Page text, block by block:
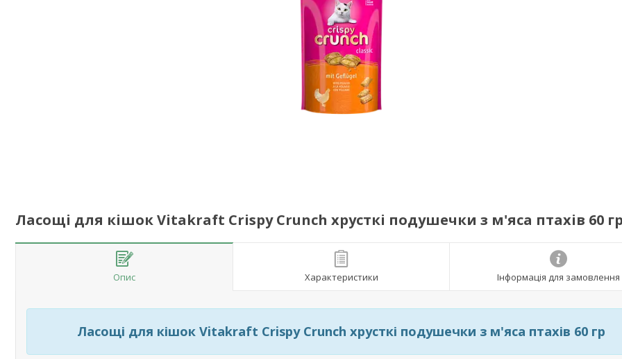
Ласощі для кішок Vitakraft Crispy Crunch хрусткі подушечки з м'яса птахів 60
Опис Характеристики Інформація для замовлення
Ласощі для кішок Vitakraft Crispy Crunch хрусткі подушечки з м'яса птахів 60 гр